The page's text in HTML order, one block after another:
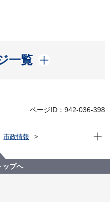
一覧
く
ページID：942-036-398
市政情報
にご活用いただけます！省エ
２回募集 を開始します！
現在
ップへ